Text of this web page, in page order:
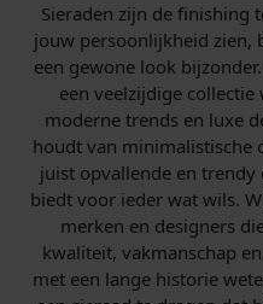
Sieraden zijn de finishing
jouw persoonlijkheid zien,
een gewone look
een veelzijdige collectie
moderne trends en luxe
houdt van minimalistische
juist opvallende en trendy
biedt voor ieder wat wils.
merken en designers
kwaliteit, vakmanschap
met een lange historie